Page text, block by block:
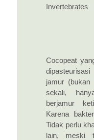
Invertebrates
Cocopeat
jamur
sekali,
berjamur
Karena
Tidak perlu
lain, meski